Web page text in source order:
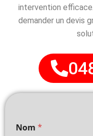
intervention
demander un devis
Nom *